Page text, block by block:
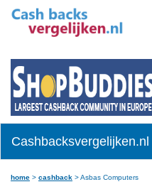
Cashbacksvergelijken.nl
home > cashback >Asbas Computers